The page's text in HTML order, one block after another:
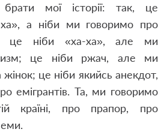
мої історії: так, це
ха», а ніби ми говоримо про
це ніби «ха-ха», але ми
це ніби ржач, але ми
це ніби якийсь анекдот,
емігрантів. Та, ми говоримо
країні, про прапор, про